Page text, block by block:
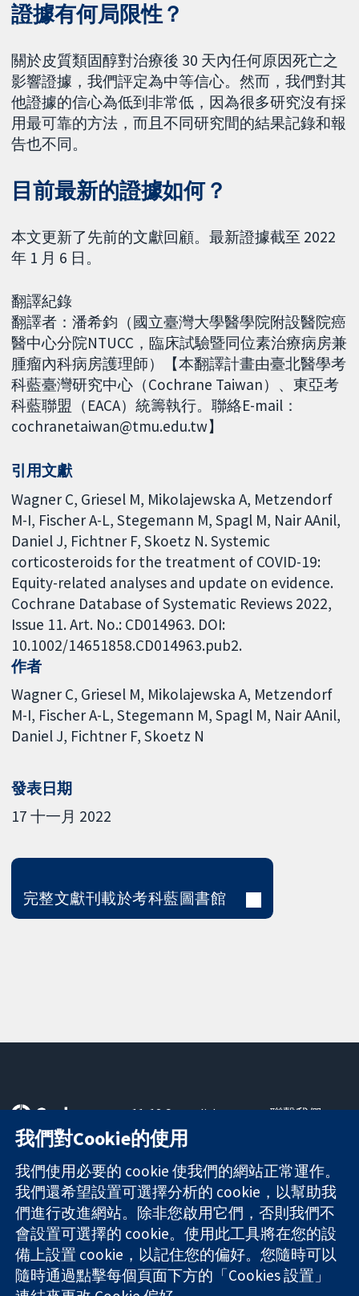
證據有何局限性？
關於皮質類固醇對治療後 30 天內任何原因死亡之
影響證據，我們評定為中等信心。然而，我們對其
他證據的信心為低到非常低，因為很多研究沒有採
用最可靠的方法，而且不同研究間的結果記錄和報
告也不同。
目前最新的證據如何？
本文更新了先前的文獻回顧。最新證據截至 2022
年 1 月 6 日。
翻譯紀錄
翻譯者：潘希鈞（國立臺灣大學醫學院附設醫院癌
醫中心分院NTUCC，臨床試驗暨同位素治療病房兼
腫瘤內科病房護理師）【本翻譯計畫由臺北醫學考
科藍臺灣研究中心（Cochrane Taiwan）、東亞考
科藍聯盟（EACA）統籌執行。聯絡E-mail：
cochranetaiwan@tmu.edu.tw】
引用文獻
Wagner C, Griesel M, Mikolajewska A, Metzendorf
M-I, Fischer A-L, Stegemann M, Spagl M, Nair AAnil,
Daniel J, Fichtner F, Skoetz N. Systemic
corticosteroids for the treatment of COVID-19:
Equity-related analyses and update on evidence.
Cochrane Database of Systematic Reviews 2022,
Issue 11. Art. No.: CD014963. DOI:
10.1002/14651858.CD014963.pub2.
作者
Wagner C Griesel M Mikolajewska A Metzendorf
M-I Fischer A-L Stegemann M Spagl M Nair AAnil
Daniel J Fichtner F Skoetz N
發表日期
17 十一月 2022
完整文獻刊載於考科藍圖書館
可信任實證
知情決定
更完善的健康照
護
11-13 Cavendish
Square
London
W1G 0AN
United Kingdom
聯繫我們
關於我們
工作機會
Cochrane
Library
The Cochrane Collaboration is a charity (no. 1045921) and a
我們對Cookie的使用
我們使用必要的 cookie 使我們的網站正常運作。
我們還希望設置可選擇分析的 cookie，以幫助我
們進行改進網站。除非您啟用它們，否則我們不
會設置可選擇的 cookie。使用此工具將在您的設
備上設置 cookie，以記住您的偏好。您隨時可以
隨時通過點擊每個頁面下方的「Cookies 設置」